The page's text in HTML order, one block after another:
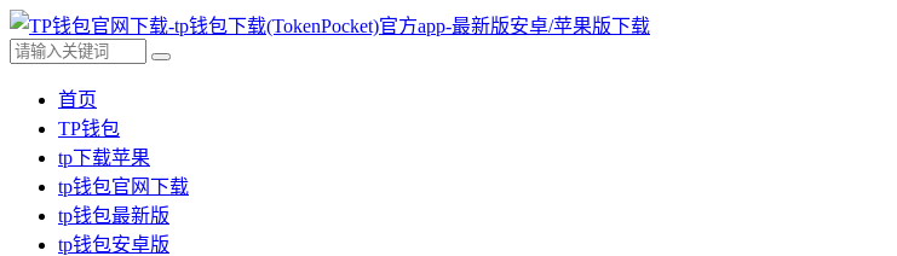
首页
TP钱包
tp下载苹果
tp钱包官网下载
tp钱包最新版
tp钱包安卓版